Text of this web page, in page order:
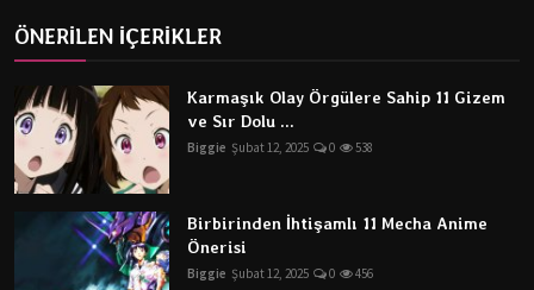
ÖNERİLEN İÇERİKLER
Karmaşık Olay Örgülere Sahip 11 Gizem
ve Sır Dolu ...
Biggie Şubat 12, 2025 0 538
Birbirinden İhtişamlı 11 Mecha Anime
Önerisi
Biggie Şubat 12, 2025 0 456